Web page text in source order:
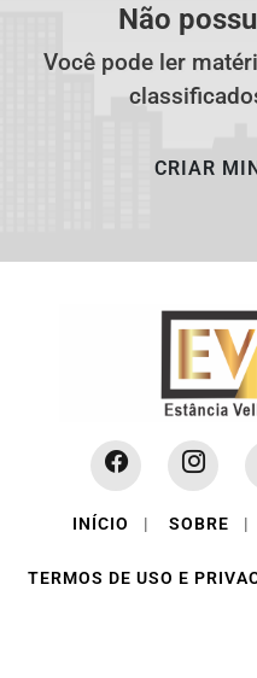
Não
Você pode ler
CRIAR
INÍCIO | SOBRE |
TERMOS DE USO E